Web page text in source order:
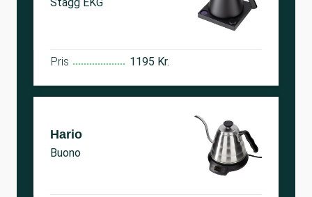
Pris 1195 Kr.
Hario
Buono